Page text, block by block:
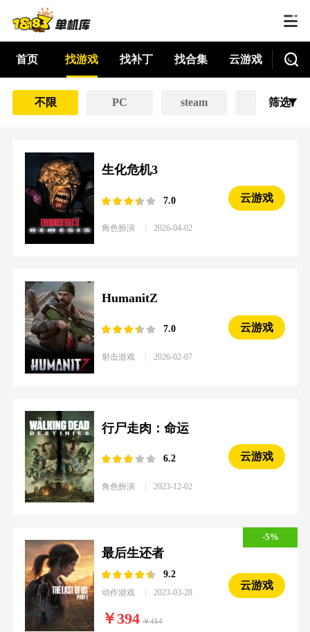
首页 找游戏 找补丁 找合集 云游戏
不限 PC steam EPIC
筛选
生化危机3
7.0
角色扮演 2026-04-02
云游戏
HumanitZ
7.0
射击游戏 2026-02-07
云游戏
行尸走肉：命运
6.2
角色扮演 2023-12-02
云游戏
最后生还者
9.2
动作游戏 2023-03-28
394 414
云游戏
-5%